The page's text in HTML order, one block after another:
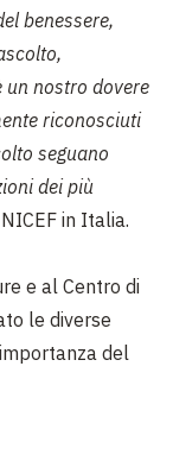
benessere,
un nostro dovere
riconosciuti
seguano
dei più
in Italia.
e al Centro di
le diverse
del